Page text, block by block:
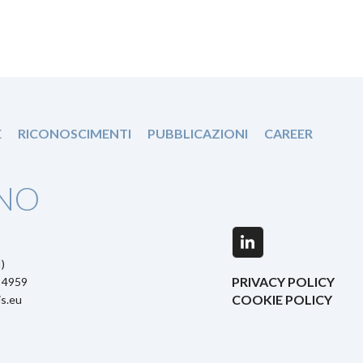
RICONOSCIMENTI PUBBLICAZIONI CAREER
LinkedIn
PRIVACY POLICY
COOKIE POLICY